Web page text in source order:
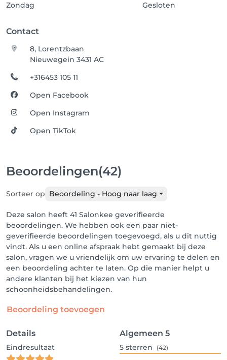
Zondag
Gesloten
Contact
8, Lorentzbaan
Nieuwegein 3431 AC
+316453 105 11
Open Facebook
Open Instagram
Open TikTok
Beoordelingen(42)
Sorteer op Beoordeling - Hoog naar laag
Deze salon heeft 41 Salonkee geverifieerde
beoordelingen. We hebben ook een paar niet-
geverifieerde beoordelingen toegevoegd, als u dit nuttig
vindt. Als u een online afspraak hebt gemaakt bij deze
salon, vragen we u vriendelijk om uw ervaring te delen en
een beoordeling achter te laten. Op die manier helpt u
andere klanten bij het kiezen van hun
schoonheidsbehandelingen.
Beoordeling toevoegen
Details
Eindresultaat
Algemeen 5
5 sterren (42)